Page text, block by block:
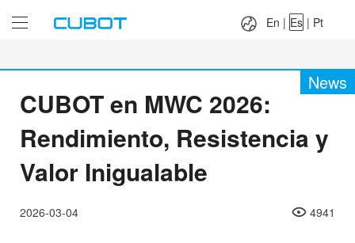
Pt
En | Es | Pt
News
CUBOT en MWC 2026:
Rendimiento, Resistencia y
Valor Inigualable
2026-03-04 4941